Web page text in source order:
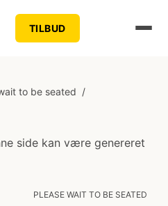
TILBUD
to be seated /
side kan være genereret
PLEASE WAIT TO BE SEATED